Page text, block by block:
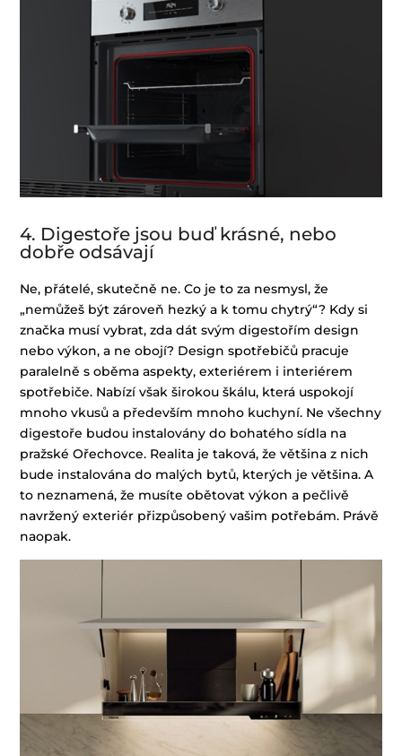
4. Digestoře jsou buď krásné, nebo
dobře odsávají
Ne, přátelé, skutečně ne. Co je to za nesmysl, že
„nemůžeš být zároveň hezký a k tomu chytrý“? Kdy si
značka musí vybrat, zda dát svým digestořím design
nebo výkon, a ne obojí? Design spotřebičů pracuje
paralelně s oběma aspekty, exteriérem i interiérem
spotřebiče. Nabízí však širokou škálu, která uspokojí
mnoho vkusů a především mnoho kuchyní. Ne všechny
digestoře budou instalovány do bohatého sídla na
pražské Ořechovce. Realita je taková, že většina z nich
bude instalována do malých bytů, kterých je většina. A
to neznamená, že musíte obětovat výkon a pečlivě
navržený exteriér přizpůsobený vašim potřebám. Právě
naopak.